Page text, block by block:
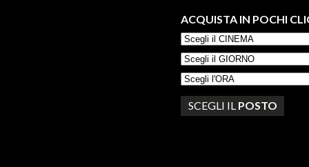
ACQUISTA IN POCHI
SCEGLI IL POSTO